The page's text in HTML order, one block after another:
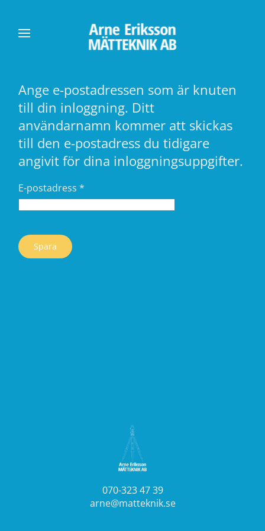
Skip to main content
Ange e-postadressen som är knuten
till din inloggning. Ditt
användarnamn kommer att skickas
till den e-postadress du tidigare
angivit för dina inloggningsuppgifter.
E-postadress *
Spara
070-323 47 39
arne@matteknik.se